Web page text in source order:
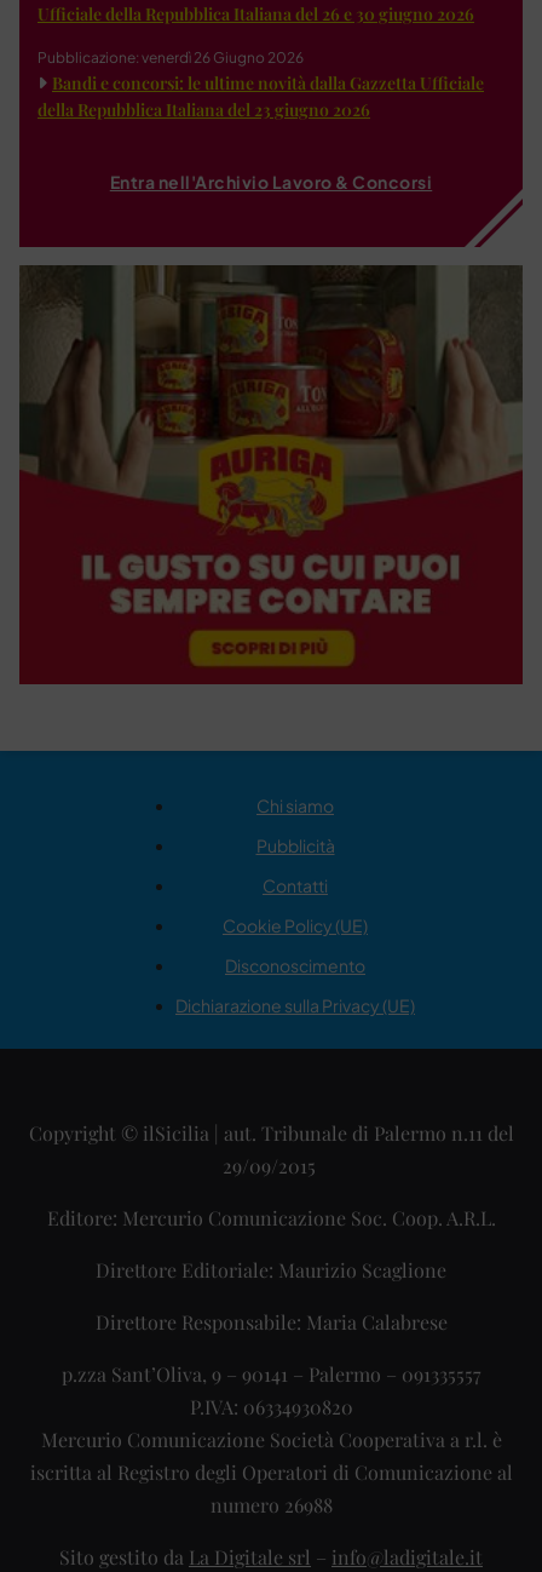
Ufficiale della Repubblica Italiana del 26 e 30 giugno 2026
Pubblicazione: venerdì 26 Giugno 2026
Bandi e concorsi: le ultime novità dalla Gazzetta Ufficiale
della Repubblica Italiana del 23 giugno 2026
Entra nell'Archivio Lavoro & Concorsi
Chi siamo
Pubblicità
Contatti
Cookie Policy (UE)
Disconoscimento
Dichiarazione sulla Privacy (UE)
Copyright © ilSicilia | aut. Tribunale di Palermo n.11 del
29/09/2015
Editore: Mercurio Comunicazione Soc. Coop. A.R.L.
Direttore Editoriale: Maurizio Scaglione
Direttore Responsabile: Maria Calabrese
p.zza Sant’Oliva, 9 – 90141 – Palermo – 091335557
P.IVA: 06334930820
Mercurio Comunicazione Società Cooperativa a r.l. è
iscritta al Registro degli Operatori di Comunicazione al
numero 26988
Sito gestito da La Digitale srl – info@ladigitale.it